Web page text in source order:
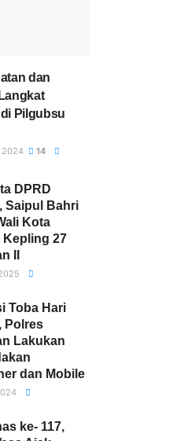
dan
Pilgubsu
2024 14
DPRD
Saipul Bahri
Kota
Kepling 27
II
Toba Hari
Polres
Lakukan
dan Mobile
ke- 117,